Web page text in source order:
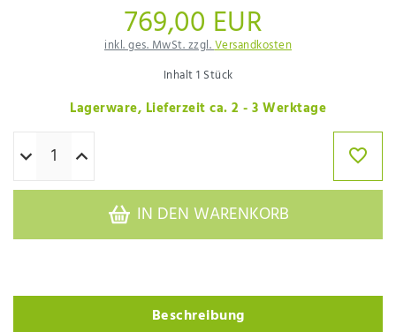
769,00 EUR
inkl. ges. MwSt. zzgl.Versandkosten
Inhalt1 Stück
Lagerware, Lieferzeit ca. 2 - 3 Werktage
IN DEN WARENKORB
Beschreibung